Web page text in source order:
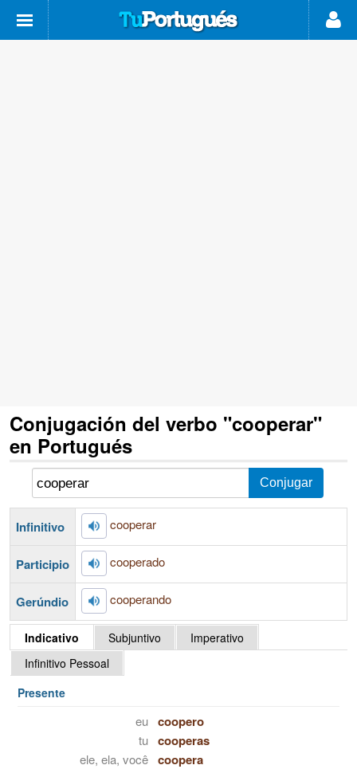
Conjugación del verbo "cooperar"
en Portugués
Infinitivo cooperar
Participio cooperado
Gerúndio cooperando
Indicativo Subjuntivo
Imperativo
Infinitivo Pessoal
Presente
eu coopero
tu cooperas
ele, ela, você coopera